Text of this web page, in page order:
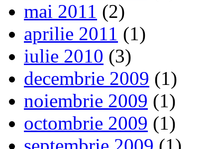
mai 2011 (2)
aprilie 2011 (1)
iulie 2010 (3)
decembrie 2009 (1)
noiembrie 2009 (1)
octombrie 2009 (1)